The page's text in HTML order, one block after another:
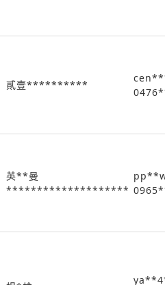
貳壹**********
英**曼
********************